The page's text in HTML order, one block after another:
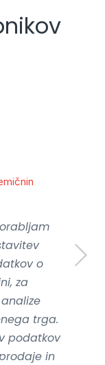
o
za
trga.
podatkov
in